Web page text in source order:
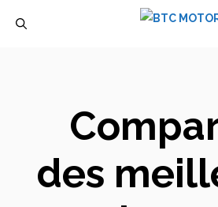
des